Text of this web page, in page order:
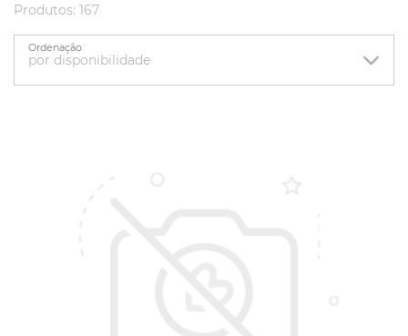
Produtos: 167
Ordenação